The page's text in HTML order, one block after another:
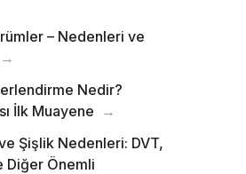
– Nedenleri ve
Nedir?
İlk Muayene
Şişlik Nedenleri: DVT,
Diğer Önemli